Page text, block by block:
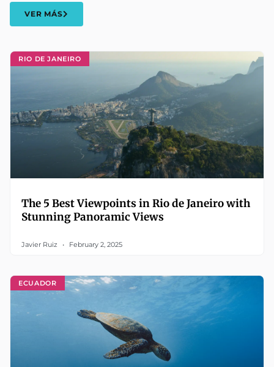
RIO DE JANEIRO
The 5 Best Viewpoints in Rio de Janeiro with
Stunning Panoramic Views
Javier Ruiz February 2, 2025
ECUADOR
VER MÁS